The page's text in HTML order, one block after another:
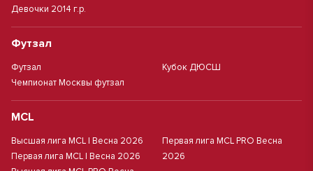
Девочки 2014 г.р.
Футзал
Футзал
Чемпионат Москвы футзал
Кубок ДЮСШ
MCL
Высшая лига MCL | Весна 2026
Первая лига MCL | Весна 2026
Первая лига MCL PRO Весна
2026